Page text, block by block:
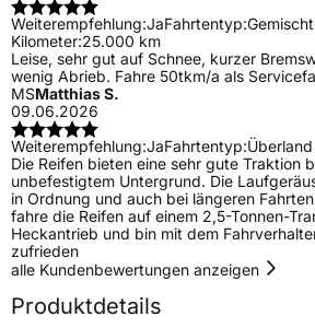
Weiterempfehlung:JaFahrtentyp:Gemischt
Kilometer:25.000 km
Leise, sehr gut auf Schnee, kurzer
wenig Abrieb. Fahre 50tkm/a als
MSMatthias S.
09.06.2026
Weiterempfehlung:JaFahrtentyp:Überland
Die Reifen bieten eine sehr gute Traktion
unbefestigtem Untergrund. Die
in Ordnung und auch bei längeren
fahre die Reifen auf einem 2,5-Tonnen-
Heckantrieb und bin mit dem
zufrieden
alle Kundenbewertungen anzeigen
Produktdetails